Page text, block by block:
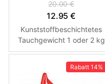
20.00 €
12.95 €
Kunststoffbeschichtetes
Tauchgewicht 1 oder 2 kg
– Gewicht Modrá 1Kg
Rabatt 14%